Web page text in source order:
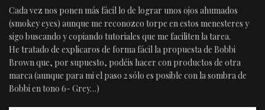
Cada vez nos ponen más fácil lo de lograr unos ojos ahumados
(smokey eyes) aunque me reconozco torpe en estos menesteres y
sigo buscando y copiando tutoriales que me faciliten la tarea.
He tratado de explicaros de forma fácil la propuesta de Bobbi
Brown que, por supuesto, podéis hacer con productos de otra
marca (aunque para mi el paso 2 sólo es posible con la sombra de
Bobbi en tono 6- Grey…)